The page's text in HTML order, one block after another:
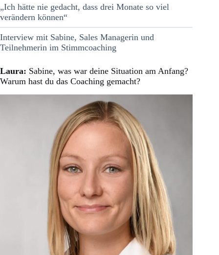
„Ich hätte nie gedacht, dass drei Monate so viel
verändern können“
Interview mit Sabine, Sales Managerin und
Teilnehmerin im Stimmcoaching
Laura: Sabine, was war deine Situation am Anfang?
Warum hast du das Coaching gemacht?